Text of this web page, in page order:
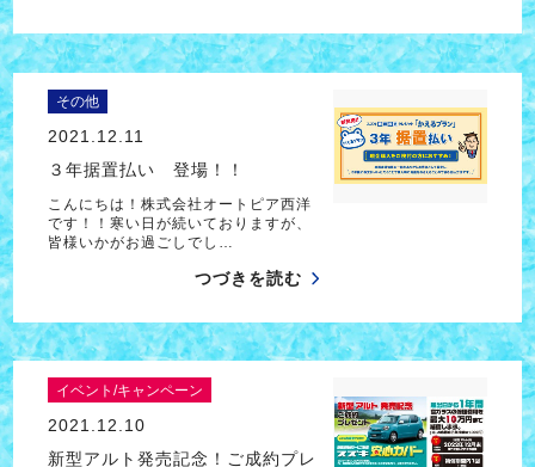
その他
2021.12.11
３年据置払い 登場！！
こんにちは！株式会社オートピア西洋
です！！寒い日が続いておりますが、
皆様いかがお過ごしでし…
つづきを読む
イベント/キャンペーン
2021.12.10
新型アルト発売記念！ご成約プレ